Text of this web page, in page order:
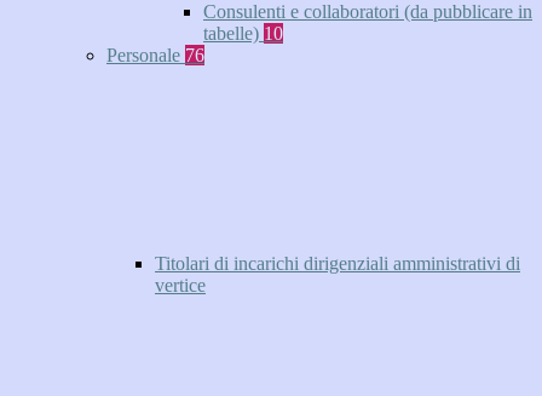
Consulenti e collaboratori (da pubblicare in
tabelle) 10
Personale 76
Titolari di incarichi dirigenziali amministrativi di
vertice